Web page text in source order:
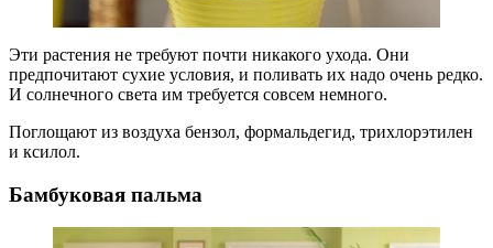
Эти растения не требуют почти никакого ухода. Они
предпочитают сухие условия, и поливать их надо очень редко.
И солнечного света им требуется совсем немного.
Поглощают из воздуха бензол, формальдегид, трихлорэтилен
и ксилол.
Бамбуковая пальма